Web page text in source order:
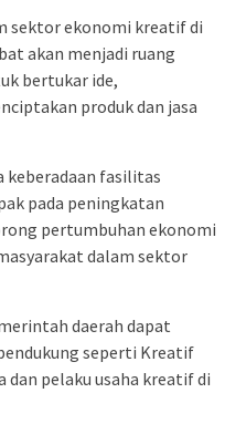
sektor ekonomi kreatif di
akan menjadi ruang
bertukar ide,
produk dan jasa
keberadaan fasilitas
pada peningkatan
pertumbuhan ekonomi
dalam sektor
daerah dapat
seperti Kreatif
dan pelaku usaha kreatif di